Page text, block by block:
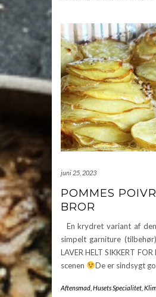
juni 25, 2023
POMMES
BROR
En krydret variant af
simpelt garniture
LAVER HELT SIKKERT
scenen
De er sindsygt
Aftensmad Husets Specialitet